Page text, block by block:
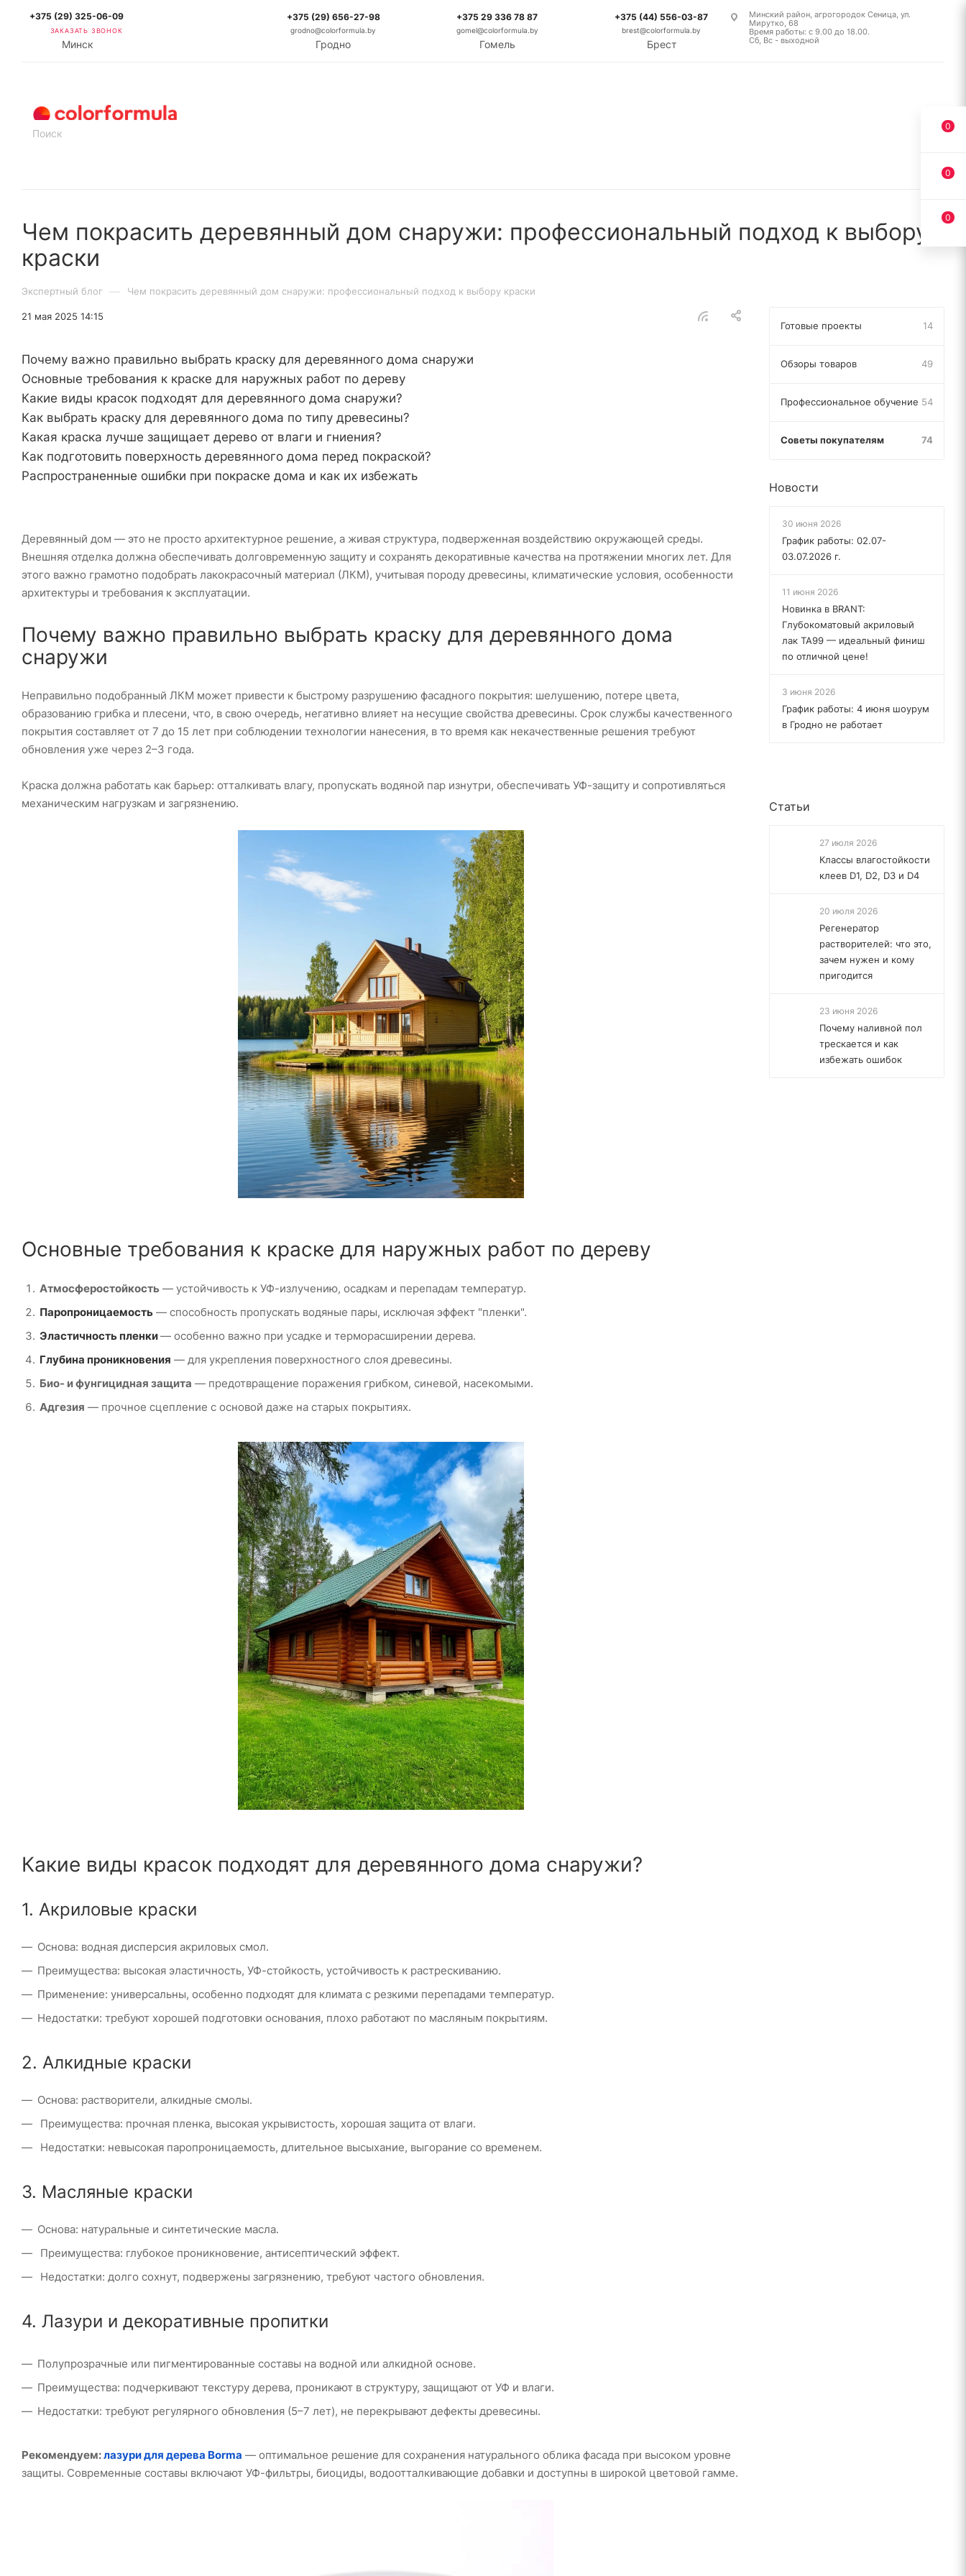
+375 (29) 325-06-09
ЗАКАЗАТЬ ЗВОНОК
Минск
+375 (29) 656-27-98
grodno@colorformula.by
Гродно
+375 29 336 78 87
gomel@colorformula.by
Гомель
+375 (44) 556-03-87
brest@colorformula.by
Брест
Минский район, агрогородок Сеница, ул.
Мирутко, 68
Время работы: с 9.00 до 18.00.
Сб, Вс - выходной
Чем покрасить деревянный дом снаружи: профессиональный подход к выбору
краски
Экспертный блог — Чем покрасить деревянный дом снаружи: профессиональный подход к выбору краски
21 мая 2025 14:15
Почему важно правильно выбрать краску для деревянного дома снаружи
Основные требования к краске для наружных работ по дереву
Какие виды красок подходят для деревянного дома снаружи?
Как выбрать краску для деревянного дома по типу древесины?
Какая краска лучше защищает дерево от влаги и гниения?
Как подготовить поверхность деревянного дома перед покраской?
Распространенные ошибки при покраске дома и как их избежать
Деревянный дом — это не просто архитектурное решение, а живая структура, подверженная воздействию окружающей среды.
Внешняя отделка должна обеспечивать долговременную защиту и сохранять декоративные качества на протяжении многих лет. Для
этого важно грамотно подобрать лакокрасочный материал (ЛКМ), учитывая породу древесины, климатические условия, особенности
архитектуры и требования к эксплуатации.
Почему важно правильно выбрать краску для деревянного дома
снаружи
Неправильно подобранный ЛКМ может привести к быстрому разрушению фасадного покрытия: шелушению, потере цвета,
образованию грибка и плесени, что, в свою очередь, негативно влияет на несущие свойства древесины. Срок службы качественного
покрытия составляет от 7 до 15 лет при соблюдении технологии нанесения, в то время как некачественные решения требуют
обновления уже через 2–3 года.
Краска должна работать как барьер: отталкивать влагу, пропускать водяной пар изнутри, обеспечивать УФ-защиту и сопротивляться
механическим нагрузкам и загрязнению.
Основные требования к краске для наружных работ по дереву
Атмосферостойкость — устойчивость к УФ-излучению, осадкам и перепадам температур.
Паропроницаемость — способность пропускать водяные пары, исключая эффект "пленки".
Эластичность пленки— особенно важно при усадке и терморасширении дерева.
Глубина проникновения — для укрепления поверхностного слоя древесины.
Био- и фунгицидная защита — предотвращение поражения грибком, синевой, насекомыми.
Адгезия — прочное сцепление с основой даже на старых покрытиях.
Какие виды красок подходят для деревянного дома снаружи?
1. Акриловые краски
Основа: водная дисперсия акриловых смол.
Преимущества: высокая эластичность, УФ-стойкость, устойчивость к растрескиванию.
Применение: универсальны, особенно подходят для климата с резкими перепадами температур.
Недостатки: требуют хорошей подготовки основания, плохо работают по масляным покрытиям.
2. Алкидные краски
Основа: растворители, алкидные смолы.
Преимущества: прочная пленка, высокая укрывистость, хорошая защита от влаги.
Недостатки: невысокая паропроницаемость, длительное высыхание, выгорание со временем.
3. Масляные краски
Основа: натуральные и синтетические масла.
Преимущества: глубокое проникновение, антисептический эффект.
Недостатки: долго сохнут, подвержены загрязнению, требуют частого обновления.
4. Лазури и декоративные пропитки
Полупрозрачные или пигментированные составы на водной или алкидной основе.
Преимущества: подчеркивают текстуру дерева, проникают в структуру, защищают от УФ и влаги.
Недостатки: требуют регулярного обновления (5–7 лет), не перекрывают дефекты древесины.
Рекомендуем:лазури для дерева Borma — оптимальное решение для сохранения натурального облика фасада при высоком уровне
защиты. Современные составы включают УФ-фильтры, биоциды, водоотталкивающие добавки и доступны в широкой цветовой гамме.
Готовые проекты 14
Обзоры товаров 49
Профессиональное обучение 54
Советы покупателям 74
Новости
30 июня 2026
График работы: 02.07-
03.07.2026 г.
11 июня 2026
Новинка в BRANT:
Глубокоматовый акриловый
лак TA99 — идеальный финиш
по отличной цене!
3 июня 2026
График работы: 4 июня шоурум
в Гродно не работает
Статьи
27 июля 2026
Классы влагостойкости
клеев D1, D2, D3 и D4
20 июля 2026
Регенератор
растворителей: что это,
зачем нужен и кому
пригодится
23 июня 2026
Почему наливной пол
трескается и как
избежать ошибок
0
0
0